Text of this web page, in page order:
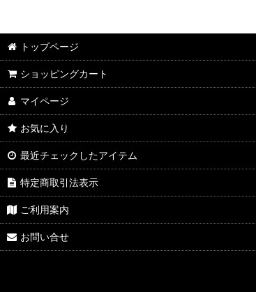
トップページ
ショッピングカート
マイページ
お気に入り
最近チェックしたアイテム
特定商取引法表示
ご利用案内
お問い合せ